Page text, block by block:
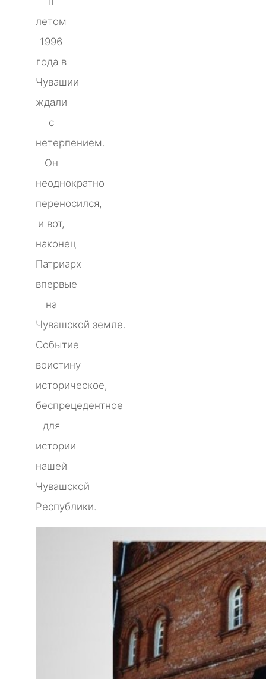
летом
1996
года в
Чувашии
ждали
с
нетерпением.
Он
неоднократно
переносился,
и вот,
наконец
Патриарх
впервые
на
Чувашской земле.
Событие
воистину
историческое,
беспрецедентное
для
истории
нашей
Чувашской
Республики.